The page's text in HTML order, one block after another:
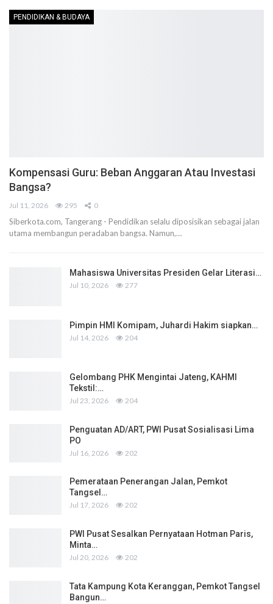
PENDIDIKAN & BUDAYA
Kompensasi Guru: Beban Anggaran Atau Investasi
Bangsa?
Jul 11, 2026 295 0
Siberkota.com, Tangerang - Pendidikan selalu diposisikan sebagai jalan
utama membangun peradaban bangsa. Namun,…
Mahasiswa Universitas Presiden Gelar Literasi…
Jul 10, 2026 277
Pimpin HMI Komipam, Juhardi Hakim siapkan…
Jul 14, 2026 204
Gelombang PHK Mengintai Jateng, KAHMI
Tekstil:…
Jul 23, 2026 204
Penguatan AD/ART, PWI Pusat Sosialisasi Lima
PO
Jul 16, 2026 202
Pemerataan Penerangan Jalan, Pemkot
Tangsel…
Jul 17, 2026 202
PWI Pusat Sesalkan Pernyataan Hotman Paris,
Minta…
Jul 20, 2026 202
Tata Kampung Kota Keranggan, Pemkot Tangsel
Bangun…